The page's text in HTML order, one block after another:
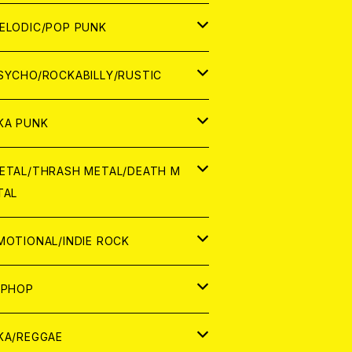
ログ
ログ
POP PUNK
ROCKABILLY/RUSTIC
PUNK
THRASH METAL/DEATH M
INDIE ROCK
REGGAE